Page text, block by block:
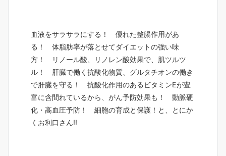
血液をサラサラにする！ 優れた整腸作用があ
る！ 体脂肪率が落とせてダイエットの強い味
方！ リノール酸、リノレン酸効果で、肌ツルツ
ル！ 肝臓で働く抗酸化物質、グルタチオンの働き
で肝臓を守る！ 抗酸化作用のあるビタミンEが豊
富に含間れているから、がん予防効果も！ 動脈硬
化・高血圧予防！ 細胞の育成と保護！と、とにか
くお利口さん!!